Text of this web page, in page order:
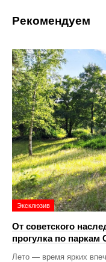
Рекомендуем
Эксклюзив
От советского
прогулка по паркам
Лето — время ярких